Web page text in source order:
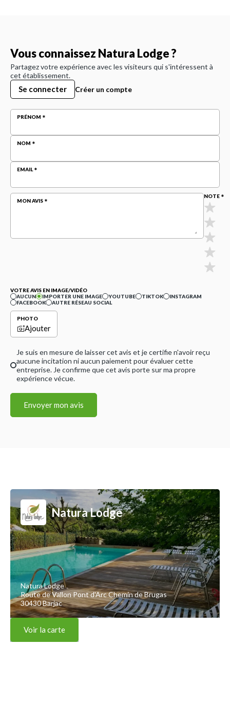
Vous connaissez Natura Lodge ?
Partagez votre expérience avec les visiteurs qui s'intéressent à
cet établissement.
Se connecter Créer un compte
PRÉNOM
NOM
EMAIL
MON AVIS
NOTE
VOTRE AVIS EN IMAGE/VIDÉO
AUCUN
IMPORTER UNE IMAGE YOUTUBE TIKTOK
INSTAGRAM
FACEBOOK
AUTRE RÉSEAU SOCIAL
PHOTO
Ajouter
Je suis en mesure de laisser cet avis et je certifie n'avoir reçu
aucune incitation ni aucun paiement pour évaluer cette
entreprise. Je confirme que cet avis porte sur ma propre
expérience vécue.
Envoyer mon avis
Natura Lodge
Natura Lodge
Route de Vallon Pont d'Arc Chemin de Brugas
30430 Barjac
Voir la carte